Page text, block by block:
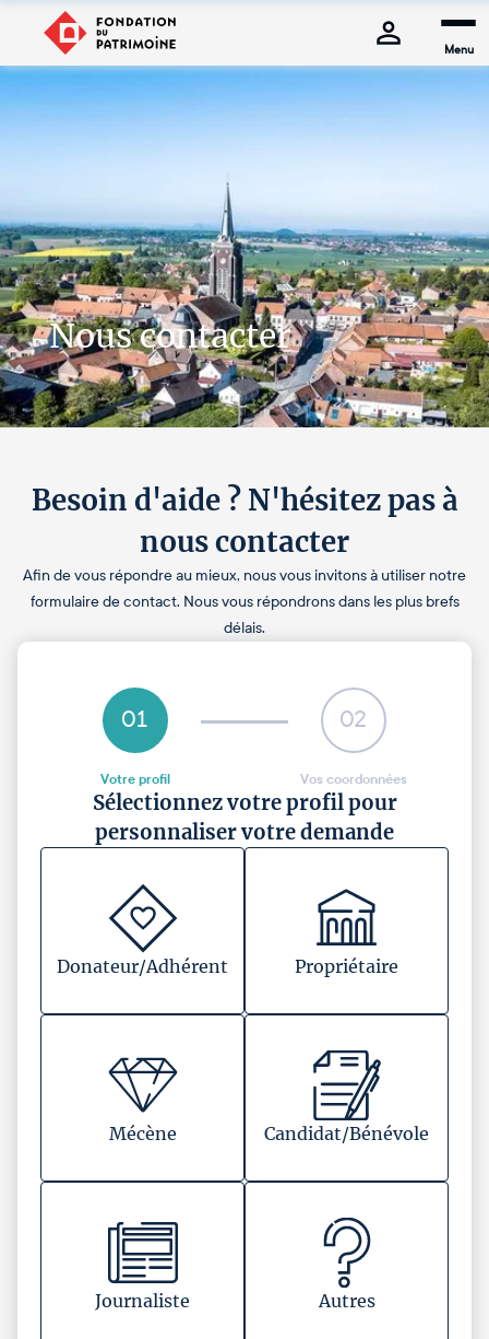
Menu
Nous contacter
Besoin d'aide ? N'hésitez pas à
nous contacter
Afin de vous répondre au mieux, nous vous invitons à utiliser notre
formulaire de contact. Nous vous répondrons dans les plus brefs
délais.
01
Votre profil
02
Vos coordonnées
Sélectionnez votre profil pour
personnaliser votre demande
Donateur/Adhérent Propriétaire
Mécène Candidat/Bénévole
Journaliste Autres